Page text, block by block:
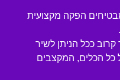
הפקה מקצועית
קרוב ככל הניתן לשיר
כל הכלים, המקצבים